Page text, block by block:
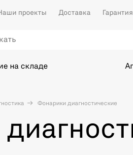
проекты Доставка Гарантия
на складе
Фонарики диагностические